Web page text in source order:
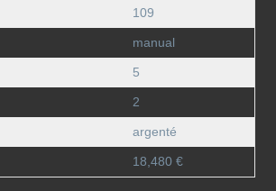
109
manual
5
2
argenté
18,480 €